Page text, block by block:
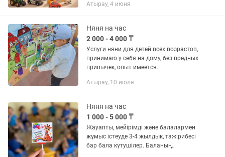
второго ребенка +1000 тенге , имела
Атырау, 4 июня
Няня на час
2 000 - 4 000 ₸
Услуги няни для детей всех возрастов,
принимаю у себя на дому, без вредных
привычек, опыт имеется.
Атырау, 10 июля
Няня на час
1 000 - 5 000 ₸
Жауапты, мейірімді және балалармен
жұмыс істеуде 3-4 жылдык, тажірибесі
бар бала күтушілер. Баланың